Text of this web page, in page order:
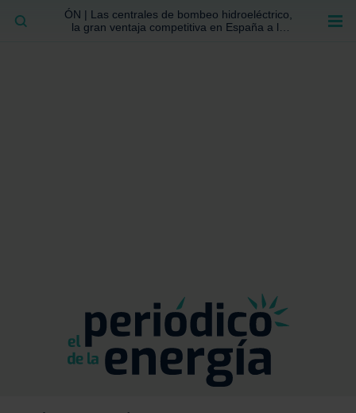
ÓN | Las centrales de bombeo hidroeléctrico,
la gran ventaja competitiva en España a la
BUSCAR